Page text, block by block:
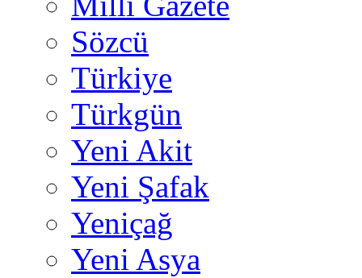
Sözcü
Türkiye
Türkgün
Yeni Akit
Yeni Şafak
Yeniçağ
Yeni Asya